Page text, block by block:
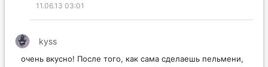
11.06.13 03:01
kyss
очень вкусно! После того, как сама сделаешь пельмени,